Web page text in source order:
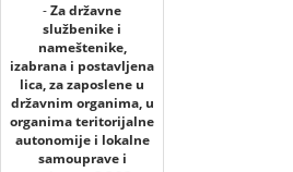
-Za državne
službenike i
nameštenike,
izabrana i postavljena
lica, za zaposlene u
državnim organima, u
organima teritorijalne
autonomije i lokalne
samouprave i